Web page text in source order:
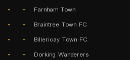
Farnham Town
-
-
Braintree Town FC
-
-
Billericay Town FC
-
-
Dorking Wanderers
-
-